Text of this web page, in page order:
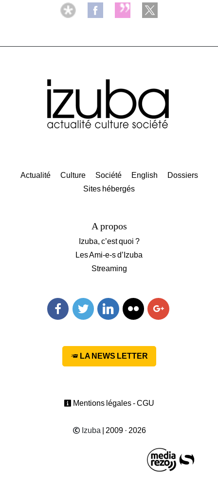
Actualité Culture Société English
Dossiers
Sites hébergés
A propos
Izuba, c’est quoi ?
Les Ami-e-s d’Izuba
Streaming
LA NEWS LETTER
Mentions légales - CGU
Izuba | 2009 · 2026